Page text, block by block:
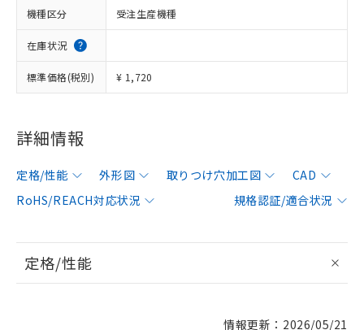
機種区分 受注生産機種
在庫状況
標準価格(税別) ¥ 1,720
詳細情報
定格/性能 外形図 取りつけ穴加工図
CAD
RoHS/REACH対応状況
規格認証/適合状況
定格/性能
情報更新：2026/05/21